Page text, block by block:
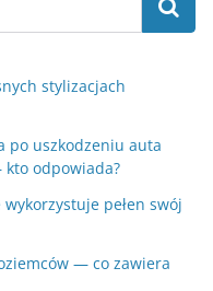
stylizacjach
po uszkodzeniu auta
kto odpowiada?
pełen swój
— co zawiera